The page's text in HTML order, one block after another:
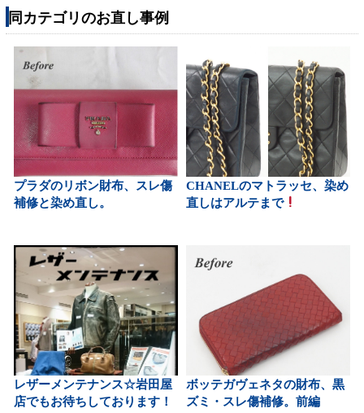
同カテゴリのお直し事例
プラダのリボン財布、スレ傷
補修と染め直し。
CHANELのマトラッセ、染め
直しはアルテまで
レザーメンテナンス☆岩田屋
店でもお待ちしております！
ボッテガヴェネタの財布、黒
ズミ・スレ傷補修。前編